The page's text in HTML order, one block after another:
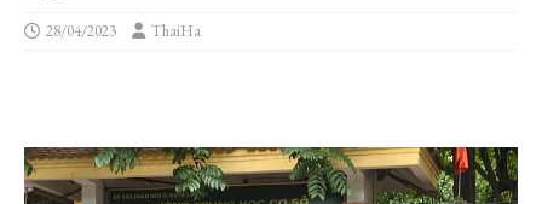
28/04/2023 ThaiHa